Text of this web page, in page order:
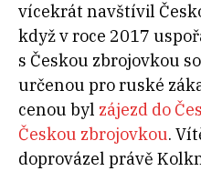
vícekrát navštívil
když v roce 2017
s Českou zbrojovkou
určenou pro ruské
cenou byl zájezd do
Českou zbrojovkou.
doprovázel právě